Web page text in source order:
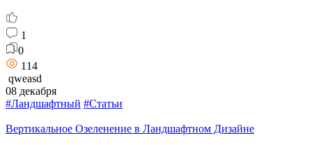
1
0
114
qweasd
08 декабря
#Ландшафтный #Статьи
Вертикальное Озеленение в Ландшафтном Дизайне